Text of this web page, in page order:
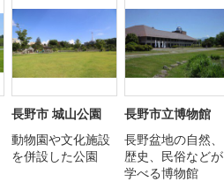
長野市 城山公園
動物園や文化施設
を併設した公園
長野市立博物館
長野盆地の自然、
歴史、民俗などが
学べる博物館